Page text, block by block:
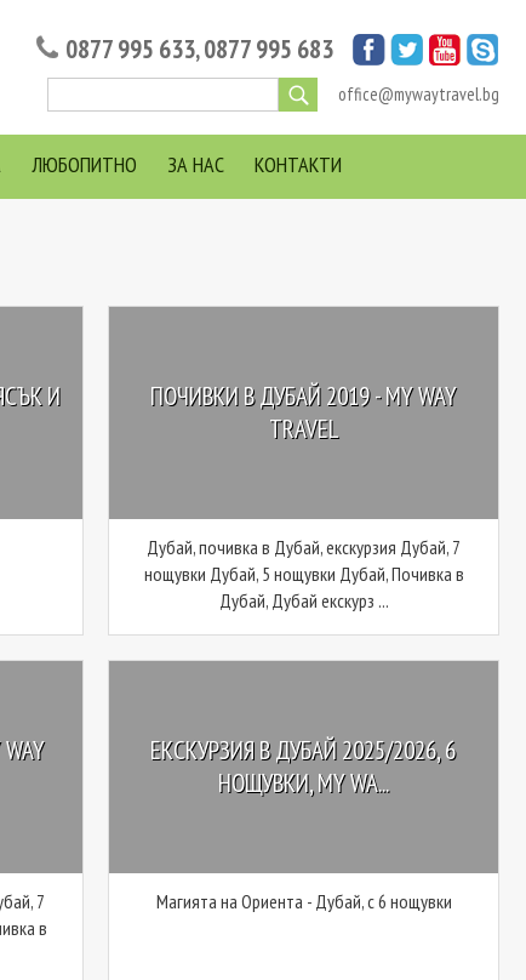
0877 995 633,0877 995 683
office@mywaytravel.bg
ЛЮБОПИТНО ЗА НАС КОНТАКТИ
И
ПОЧИВКИ В ДУБАЙ 2019 - MY WAY
TRAVEL
Дубай, почивка в Дубай, екскурзия Дубай, 7
нощувки Дубай, 5 нощувки Дубай, Почивка в
Дубай, Дубай екскурз ...
7
в
ЕКСКУРЗИЯ В ДУБАЙ 2025/2026, 6
НОЩУВКИ, MY WA...
Магията на Ориента - Дубай, с 6 нощувки